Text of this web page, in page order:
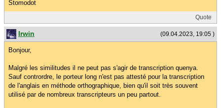
Stomodot
Quote
(09.04.2023, 19:05 )
Irwin
Bonjour,
Malgré les similitudes il ne peut pas s'agir de transcription quenya.
Sauf contrordre, le porteur long n'est pas attesté pour la transcription
de l'anglais en méthode orthographique, bien qu'il soit très souvent
utilisé par de nombreux transcripteurs un peu partout.